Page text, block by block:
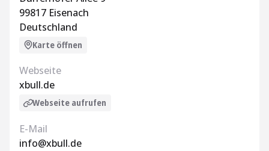
99817 Eisenach
Deutschland
Karte öffnen
Webseite
xbull.de
Webseite aufrufen
E-Mail
info@xbull.de